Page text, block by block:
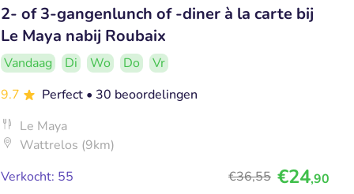
2- of 3-gangenlunch of -diner à la carte bij
Le Maya nabij Roubaix
Vandaag Di Wo Do
Vr
9.7
Perfect • 30 beoordelingen
Le Maya
Wattrelos (9km)
Verkocht: 55
€36,55 €24,90